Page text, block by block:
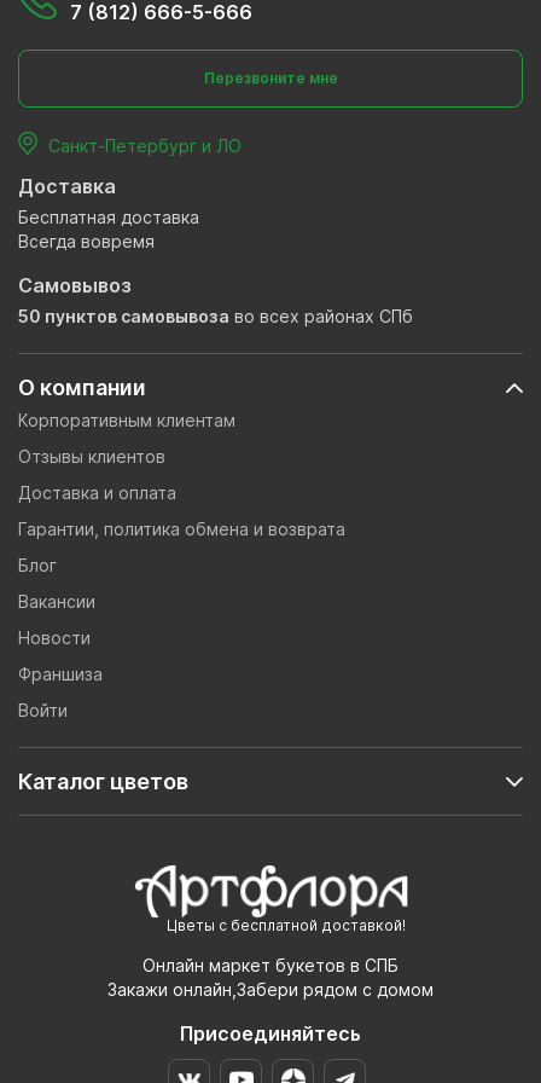
Цветы с бесплатной доставкой!
Онлайн маркет букетов в СПБ
Закажи онлайн,Забери рядом с домом
Присоединяйтесь
О компании
Корпоративным клиентам
Отзывы клиентов
Доставка и оплата
Гарантии, политика обмена и возврата
Блог
Вакансии
Новости
Франшиза
Войти
Каталог цветов
7 (812) 666-5-666
Перезвоните мне
Санкт-Петербург и ЛО
Доставка
Бесплатная доставка
Всегда вовремя
Самовывоз
50 пунктов самовывоза во всех районах СПб